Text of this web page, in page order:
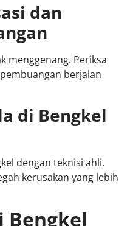
dan
menggenang. Periksa
berjalan
di Bengkel
dengan teknisi ahli.
kerusakan yang lebih
Bengkel